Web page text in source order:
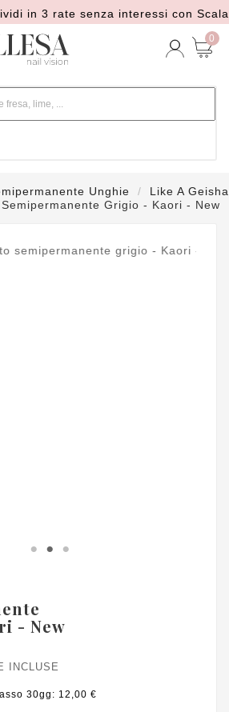
3 rate senza interessi con Scalapay
0
Unghie
Like A Geisha
Grigio - Kaori - New
- New
INCLUSE
30gg: 12,00 €